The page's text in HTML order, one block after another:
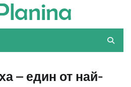
– един от най-